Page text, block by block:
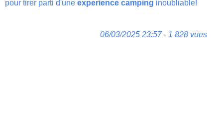
pour tirer parti d'une experience camping inoubliable!
06/03/2025 23:57 - 1 828 vues